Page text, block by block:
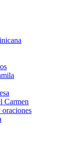
Carmen
oraciones